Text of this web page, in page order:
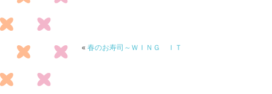
o
«春のお寿司～ＷＩＮＧ ＩＴ